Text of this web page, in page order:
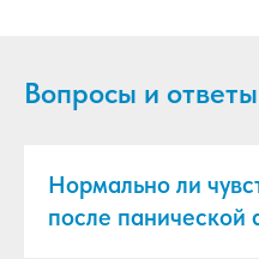
Вопросы и ответы
Нормально ли
после панической